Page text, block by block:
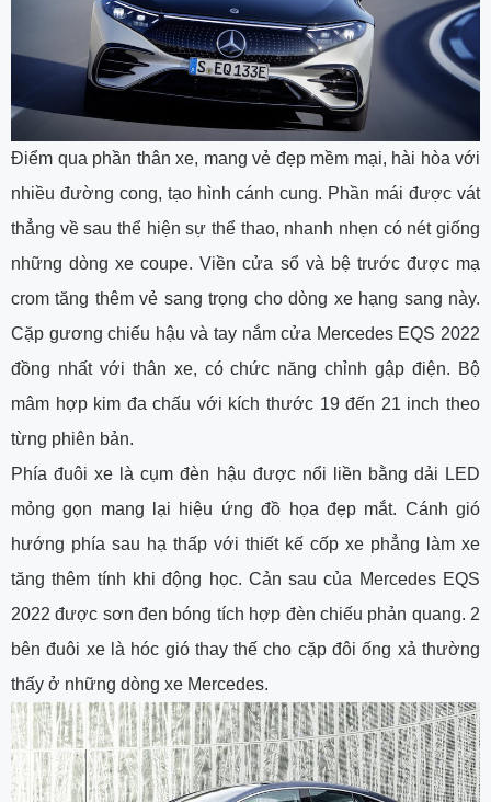
Điểm qua phần thân xe, mang vẻ đẹp mềm mại, hài hòa với
nhiều đường cong, tạo hình cánh cung. Phần mái được vát
thẳng về sau thể hiện sự thể thao, nhanh nhẹn có nét giống
những dòng xe coupe. Viền cửa sổ và bệ trước được mạ
crom tăng thêm vẻ sang trọng cho dòng xe hạng sang này.
Cặp gương chiếu hậu và tay nắm cửa Mercedes EQS 2022
đồng nhất với thân xe, có chức năng chỉnh gập điện. Bộ
mâm hợp kim đa chấu với kích thước 19 đến 21 inch theo
từng phiên bản.
Phía đuôi xe là cụm đèn hậu được nổi liền bằng dải LED
mỏng gọn mang lại hiệu ứng đồ họa đẹp mắt. Cánh gió
hướng phía sau hạ thấp với thiết kế cốp xe phẳng làm xe
tăng thêm tính khi động học. Cản sau của Mercedes EQS
2022 được sơn đen bóng tích hợp đèn chiếu phản quang. 2
bên đuôi xe là hóc gió thay thế cho cặp đôi ống xả thường
thấy ở những dòng xe Mercedes.